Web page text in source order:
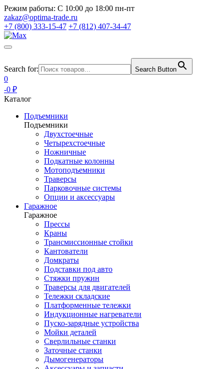
Режим работы: С 10:00 до 18:00 пн-пт
zakaz@optima-trade.ru
+7 (800) 333-15-47 +7 (812) 407-34-47
Search for: Search Button
0
-0 ₽
Каталог
Подъемники
Подъемники
Двухстоечные
Четырехстоечные
Ножничные
Подкатные колонны
Мотоподъемники
Траверсы
Парковочные системы
Опции и аксессуары
Гаражное
Гаражное
Прессы
Краны
Трансмиссионные стойки
Кантователи
Домкраты
Подставки под авто
Стяжки пружин
Траверсы для двигателей
Тележки складские
Платформенные тележки
Индукционные нагреватели
Пуско-зарядные устройства
Мойки деталей
Сверлильные станки
Заточные станки
Дымогенераторы